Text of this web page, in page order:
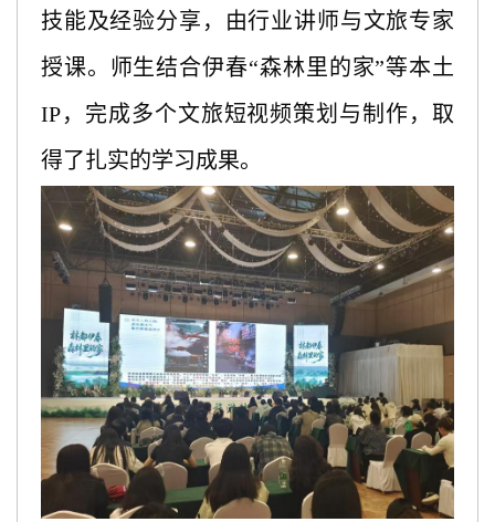
技能及经验分享 ，由行业讲师与文旅专家
授课。师生结合伊春“森林里的家”等本土
IP，完成多个文旅短视频策划与制作，取
得了扎实的学习成果。